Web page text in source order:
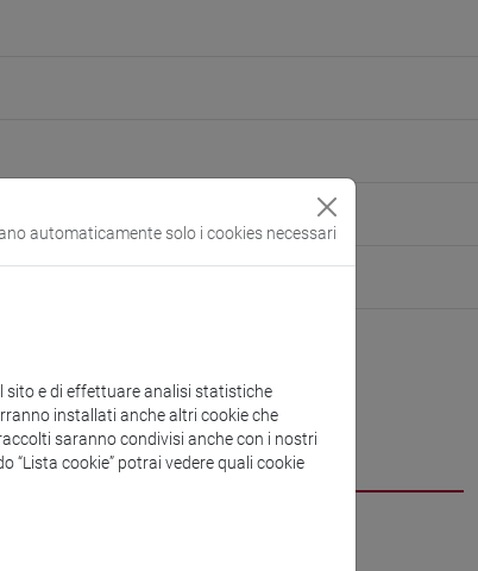
automaticamente solo i cookies necessari
sito e di effettuare analisi statistiche
installati anche altri cookie che
saranno condivisi anche con i nostri
“Lista cookie” potrai vedere quali cookie